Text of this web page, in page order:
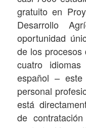
gratuito en
Desarrollo
oportunidad
de los procesos
cuatro
español –
personal
está
de